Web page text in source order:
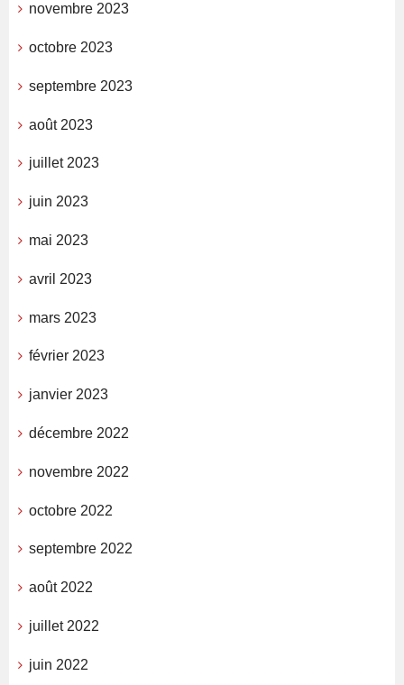
novembre 2023
octobre 2023
septembre 2023
août 2023
juillet 2023
juin 2023
mai 2023
avril 2023
mars 2023
février 2023
janvier 2023
décembre 2022
novembre 2022
octobre 2022
septembre 2022
août 2022
juillet 2022
juin 2022